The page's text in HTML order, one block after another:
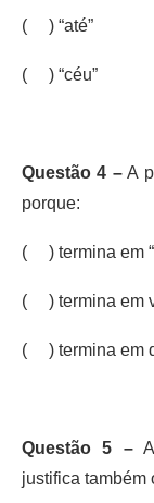
( ) “até”
( ) “céu”
Questão 4 –A
porque:
( ) termina em
( ) termina em
( ) termina em
Questão 5 –A
justifica também